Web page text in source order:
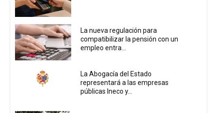
La nueva regulación para
compatibilizar la pensión con un
empleo entra...
La Abogacía del Estado
representará a las empresas
públicas Ineco y...